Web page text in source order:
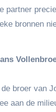
partner
bronnen
broer van
aan de